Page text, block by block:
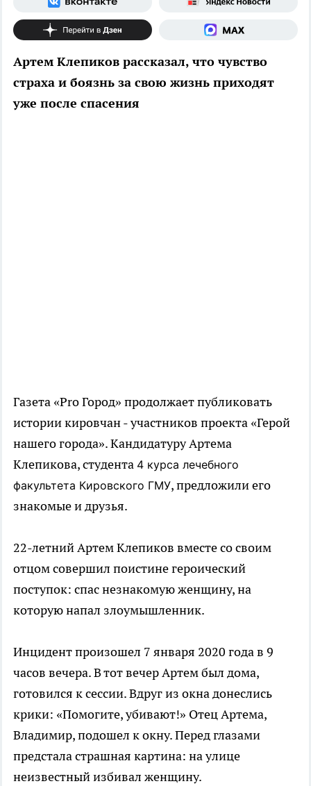
Артем Клепиков рассказал, что чувство
страха и боязнь за свою жизнь приходят
уже после спасения
Газета «Pro Город» продолжает публиковать
истории кировчан - участников проекта «Герой
нашего города». Кандидатуру Артема
Клепикова, студента 4 курса лечебного
факультета Кировского ГМУ, предложили его
знакомые и друзья.
22-летний Артем Клепиков вместе со своим
отцом совершил поистине героический
поступок: спас незнакомую женщину, на
которую напал злоумышленник.
Инцидент произошел 7 января 2020 года в 9
часов вечера. В тот вечер Артем был дома,
готовился к сессии. Вдруг из окна донеслись
крики: «Помогите, убивают!» Отец Артема,
Владимир, подошел к окну. Перед глазами
предстала страшная картина: на улице
неизвестный избивал женщину.